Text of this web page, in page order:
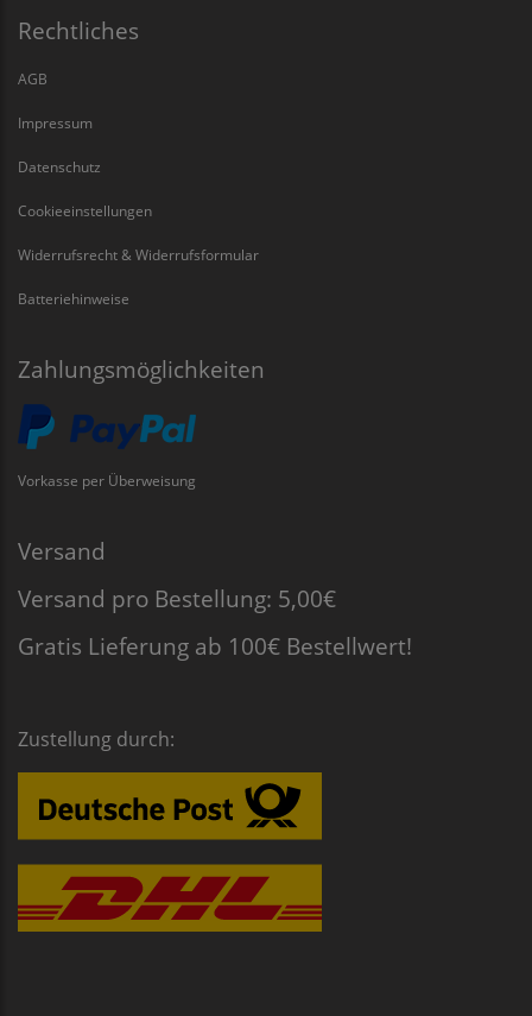
Rechtliches
AGB
Impressum
Datenschutz
Cookieeinstellungen
Widerrufsrecht & Widerrufsformular
Batteriehinweise
Zahlungsmöglichkeiten
Vorkasse per Überweisung
Versand
Versand pro Bestellung: 5,00€
Gratis Lieferung ab 100€ Bestellwert!
Zustellung durch: